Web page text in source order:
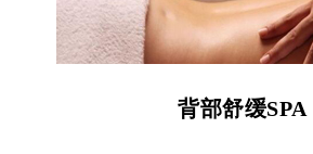
背部舒缓SPA